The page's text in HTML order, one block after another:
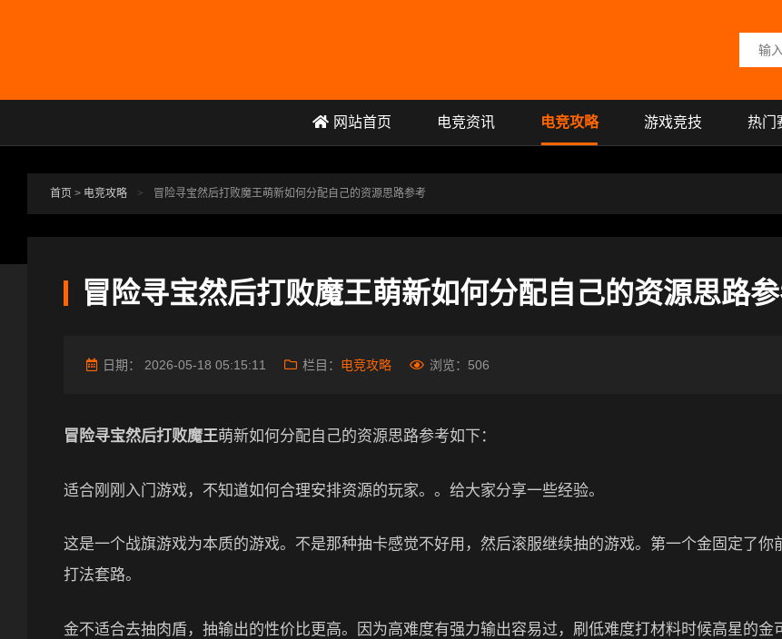
搜索
网站首页 电竞资讯 电竞攻略 游戏竞技 热门
首页 > 电竞攻略 > 冒险寻宝然后打败魔王萌新如何分配自己的资源思路参考
冒险寻宝然后打败魔王萌新如何分配自己的资源思路
日期： 2026-05-18 05:15:11 栏目： 电竞攻略 浏览： 506
冒险寻宝然后打败魔王萌新如何分配自己的资源思路参考如下：
适合刚刚入门游戏，不知道如何合理安排资源的玩家。。给大家分享一些经验。
这是一个战旗游戏为本质的游戏。不是那种抽卡感觉不好用，然后滚服继续抽的游戏。第一个金固定了你
打法套路。
金不适合去抽肉盾，抽输出的性价比更高。因为高难度有强力输出容易过，刷低难度打材料时候高星的金